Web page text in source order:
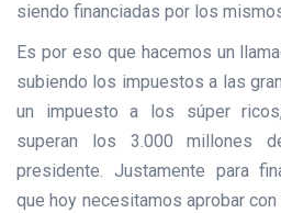
siendo financiadas por los
Es por eso que hacemos un
subiendo los impuestos a las
un impuesto a los súper
superan los 3.000 millones
presidente. Justamente para
que hoy necesitamos aprobar